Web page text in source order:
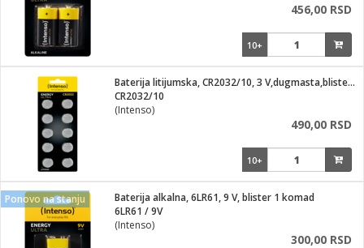
456,00 RSD
10+
Baterija litijumska, CR2032/10, 3 V,dugmasta,blister 10 kom
CR2032/10
(Intenso)
490,00 RSD
10+
Ponovo na stanju
Baterija alkalna, 6LR61, 9 V, blister 1 komad
6LR61 / 9V
(Intenso)
300,00 RSD